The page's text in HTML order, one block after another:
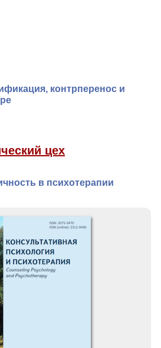
контрперенос и
цех
в психотерапии